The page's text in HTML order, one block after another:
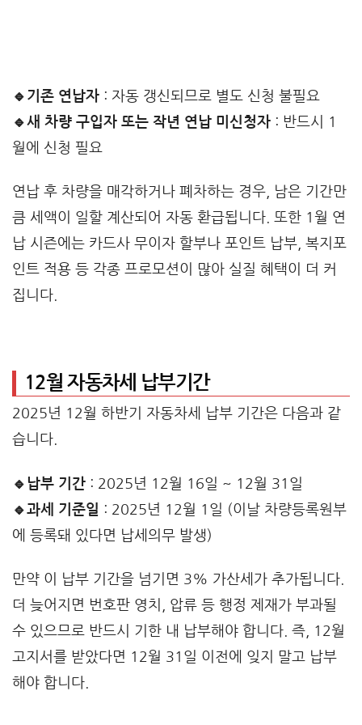
🔹기존 연납자 : 자동 갱신되므로 별도 신청 불필요
🔹새 차량 구입자 또는 작년 연납 미신청자 : 반드시 1
월에 신청 필요
연납 후 차량을 매각하거나 폐차하는 경우, 남은 기간만
큼 세액이 일할 계산되어 자동 환급됩니다. 또한 1월 연
납 시즌에는 카드사 무이자 할부나 포인트 납부, 복지포
인트 적용 등 각종 프로모션이 많아 실질 혜택이 더 커
집니다.
12월 자동차세 납부기간
2025년 12월 하반기 자동차세 납부 기간은 다음과 같
습니다.
🔹납부 기간 : 2025년 12월 16일 ~ 12월 31일
🔹과세 기준일 : 2025년 12월 1일 (이날 차량등록원부
에 등록돼 있다면 납세의무 발생)
만약 이 납부 기간을 넘기면 3% 가산세가 추가됩니다.
더 늦어지면 번호판 영치, 압류 등 행정 제재가 부과될
수 있으므로 반드시 기한 내 납부해야 합니다. 즉, 12월
고지서를 받았다면 12월 31일 이전에 잊지 말고 납부
해야 합니다.